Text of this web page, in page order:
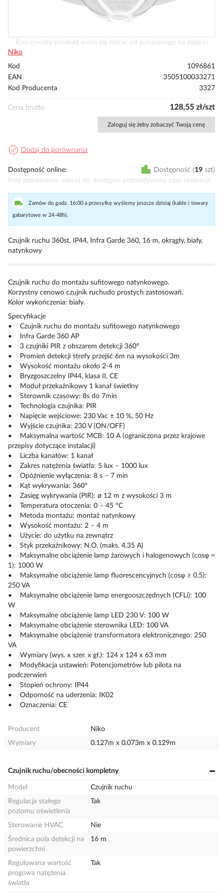
Przejdź
na
początek
Rzeczywisty produkt może się różnić od pokazanego na zdjęciu
Niko
Kod
1096861
EAN
3505100033271
Kod Producenta
3327
Cena brutto 128,55 zł/szt
Zaloguj się żeby zobaczyć Twoją cenę
Dodaj do porównania
Dostępność online Dostępność 19 szt
Przy zamówieniu więcej niż dostępne przewidywany czas realizacji
Zamów do godz. 16:00 a przesyłkę wyślemy jeszcze dzisiaj (kable i towary
gabarytowe w 24-48h).
Czujnik ruchu 360st. IP44, Infra Garde 360, 16 m, okrągły, biały,
natynkowy
Czujnik ruchu do montażu sufitowego natynkowego.
Korzystny cenowo czujnik ruchudo prostych zastosowań.
Kolor wykończenia: biały.
Specyfikacje
• Czujnik ruchu do montażu sufitowego natynkowego
• Infra Garde 360 AP
• 3 czujniki PIR z obszarem detekcji 360°
• Promień detekcji strefy przejść 6m na wysokości 3m
• Wysokość montażu około 2-4 m
• Bryzgoszczelny IP44, klasa II, CE
• Moduł przekaźnikowy 1 kanał świetlny
• Sterownik czasowy: 8s do 7min
• Technologia czujnika: PIR
• Napięcie wejściowe: 230 Vac ± 10 %, 50 Hz
• Wyjście czujnika: 230 V (ON/OFF)
• Maksymalna wartość MCB: 10 A (ograniczona przez krajowe
przepisy dotyczące instalacji)
• Liczba kanałów: 1 kanał
• Zakres natężenia światła: 5 lux – 1000 lux
• Opóźnienie wyłączenia: 8 s – 7 min
• Kąt wykrywania: 360°
• Zasięg wykrywania (PIR): ø 12 m z wysokości 3 m
• Temperatura otoczenia: 0 – 45 °C
• Metoda montażu: montaż natynkowy
• Wysokość montażu: 2 – 4 m
• Użycie: do użytku na zewnątrz
• Styk przekaźnikowy: N.O. (maks. 4,35 A)
• Maksymalne obciążenie lamp żarowych i halogenowych (cosφ =
1): 1000 W
• Maksymalne obciążenie lamp fluorescencyjnych (cosφ ≥ 0,5):
250 VA
• Maksymalne obciążenie lamp energooszczędnych (CFLi): 100
W
• Maksymalne obciążenie lamp LED 230 V: 100 W
• Maksymalne obciążenie sterownika LED: 100 VA
• Maksymalne obciążenie transformatora elektronicznego: 250
VA
• Wymiary (wys. x szer. x gł.): 124 x 124 x 63 mm
• Modyfikacja ustawień: Potencjometrów lub pilota na
podczerwień
• Stopień ochrony: IP44
• Odporność na uderzenia: IK02
• Oznaczenia: CE
Producent
Niko
Wymiary
0.127m x 0.073m x 0.129m
Czujnik ruchu/obecności kompletny
Model
Czujnik ruchu
Regulacja stałego
poziomu oświetlenia
Tak
Sterowanie HVAC
Nie
Średnica pola detekcji na
powierzchni
16 m
Regulowana wartość
progowa natężenia
światła
Tak